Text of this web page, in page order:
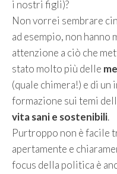
i nostri figli)?
Non vorrei sembrare
ad esempio, non hanno
attenzione a ciò che
stato molto più delle
(quale chimera!) e di
formazione sui temi
vita sani e sostenibili.
Purtroppo non è facile
apertamente e
focus della politica è